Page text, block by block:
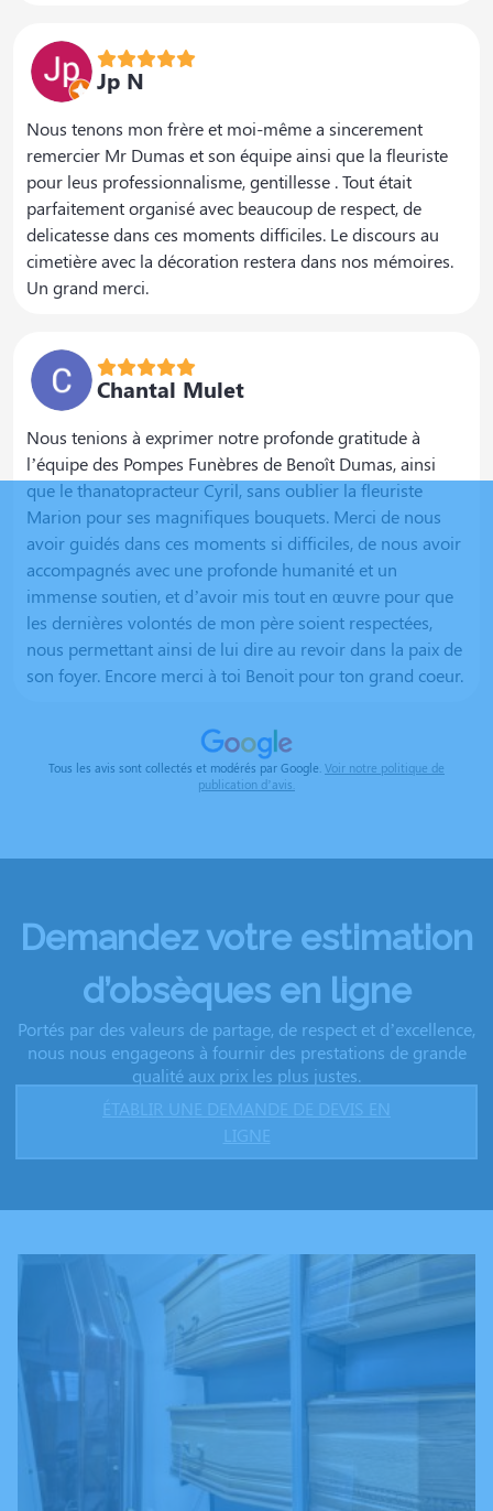
Jp N
Nous tenons mon frère et moi-même a sincerement
remercier Mr Dumas et son équipe ainsi que la fleuriste
pour leus professionnalisme, gentillesse . Tout était
parfaitement organisé avec beaucoup de respect, de
delicatesse dans ces moments difficiles. Le discours au
cimetière avec la décoration restera dans nos mémoires.
Un grand merci.
Chantal Mulet
Nous tenions à exprimer notre profonde gratitude à
l’équipe des Pompes Funèbres de Benoît Dumas, ainsi
que le thanatopracteur Cyril, sans oublier la fleuriste
Marion pour ses magnifiques bouquets. Merci de nous
avoir guidés dans ces moments si difficiles, de nous avoir
accompagnés avec une profonde humanité et un
immense soutien, et d’avoir mis tout en œuvre pour que
les dernières volontés de mon père soient respectées,
nous permettant ainsi de lui dire au revoir dans la paix de
son foyer. Encore merci à toi Benoit pour ton grand coeur.
Tous les avis sont collectés et modérés par Google. Voir notre politique de
publication d’avis.
Demandez votre estimation
d’obsèques en ligne
Portés par des valeurs de partage, de respect et d’excellence,
nous nous engageons à fournir des prestations de grande
qualité aux prix les plus justes.
ÉTABLIR UNE DEMANDE DE DEVIS EN
LIGNE